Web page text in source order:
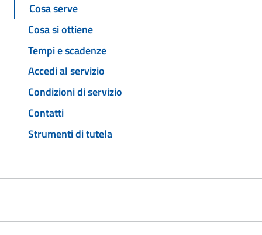
Cosa serve
Cosa si ottiene
Tempi e scadenze
Accedi al servizio
Condizioni di servizio
Contatti
Strumenti di tutela